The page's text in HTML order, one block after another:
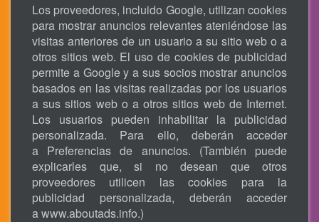
Los proveedores, incluido Google, utilizan cookies
para mostrar anuncios relevantes ateniéndose las
visitas anteriores de un usuario a su sitio web o a
otros sitios web. El uso de cookies de publicidad
permite a Google y a sus socios mostrar anuncios
basados en las visitas realizadas por los usuarios
a sus sitios web o a otros sitios web de Internet.
Los usuarios pueden inhabilitar la publicidad
personalizada. Para ello, deberán acceder
a Preferencias de anuncios. (También puede
explicarles que, si no desean que otros
proveedores utilicen las cookies para la
publicidad personalizada, deberán acceder
awww.aboutads.info.)